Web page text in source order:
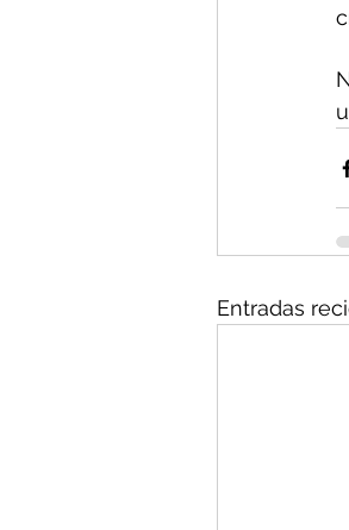
Entradas